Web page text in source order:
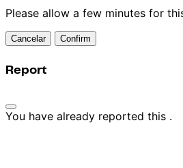
Please allow a few minutes for
Confirm
Report
You have already reported this .